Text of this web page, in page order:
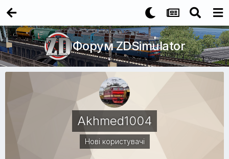
Форум ZDSimulator
Akhmed1004
Нові користувачі